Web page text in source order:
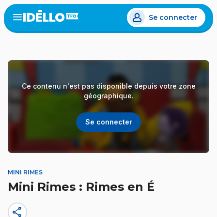
Aller
au
contenu
Open
menu
Se connecter
Ce contenu n'est pas disponible depuis votre zone
géographique.
Se connecter
MINI RIMES
Mini Rimes : Rimes en É
share